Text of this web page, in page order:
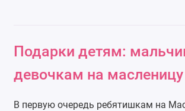
Подарки детям:
девочкам на масленицу
В первую очередь ребятишкам на